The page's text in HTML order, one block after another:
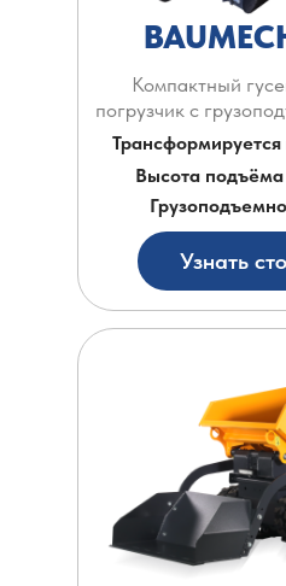
Компактный
погрузчик с
Высота
Узнать